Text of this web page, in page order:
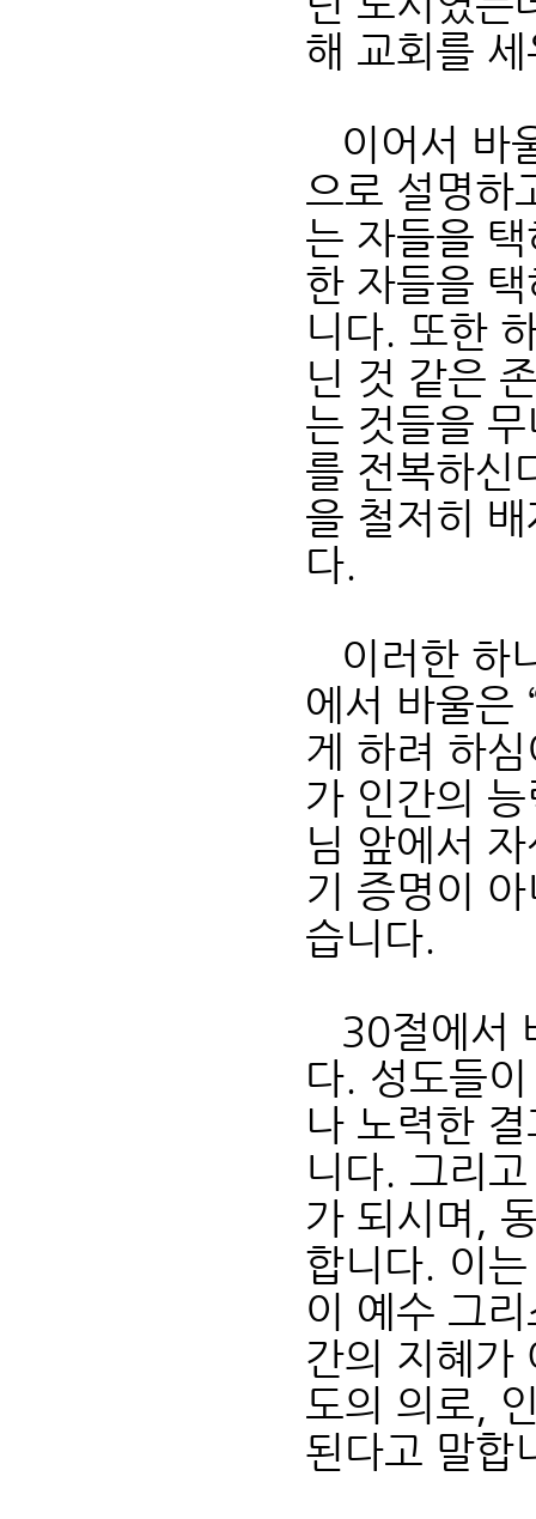
해 교회를
이어서 바
으로 설명하
는 자들을
한 자들을
니다. 또한
닌 것 같은
는 것들을
를 전복하신
을 철저히
다.
이러한 하
에서 바울은
게 하려 하
가 인간의
님 앞에서
기 증명이
습니다.
30절에서
다. 성도들
나 노력한
니다. 그리
가 되시며,
합니다. 이
이 예수 그
간의 지혜가
도의 의로,
된다고 말합